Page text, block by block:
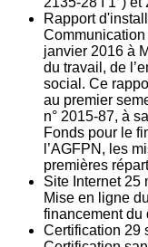
Rapport
janvier 2016 à
du travail, de
social. Ce
au premier
n° 2015-87, à
Fonds pour le
l’AGFPN, les
premières
Site Internet 25
Mise en ligne
financement du
Certification 29